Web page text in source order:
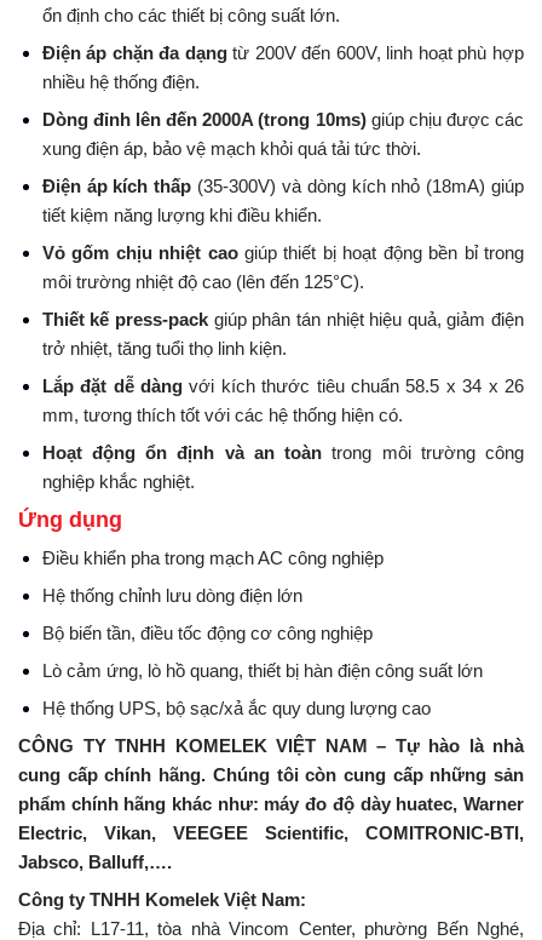
ổn định cho các thiết bị công suất lớn.
Điện áp chặn đa dạngtừ 200V đến 600V, linh hoạt phù hợp
nhiều hệ thống điện.
Dòng đỉnh lên đến 2000A (trong 10ms)giúp chịu được các
xung điện áp, bảo vệ mạch khỏi quá tải tức thời.
Điện áp kích thấp (35-300V) và dòng kích nhỏ (18mA) giúp
tiết kiệm năng lượng khi điều khiển.
Vỏ gốm chịu nhiệt caogiúp thiết bị hoạt động bền bỉ trong
môi trường nhiệt độ cao (lên đến 125°C).
Thiết kế press-pack giúp phân tán nhiệt hiệu quả, giảm điện
trở nhiệt, tăng tuổi thọ linh kiện.
Lắp đặt dễ dàngvới kích thước tiêu chuẩn 58.5 x 34 x 26
mm, tương thích tốt với các hệ thống hiện có.
Hoạt động ổn định và an toàn trong môi trường công
nghiệp khắc nghiệt.
Ứng dụng
Điều khiển pha trong mạch AC công nghiệp
Hệ thống chỉnh lưu dòng điện lớn
Bộ biến tần, điều tốc động cơ công nghiệp
Lò cảm ứng, lò hồ quang, thiết bị hàn điện công suất lớn
Hệ thống UPS, bộ sạc/xả ắc quy dung lượng cao
CÔNG TY TNHH KOMELEK VIỆT NAM – Tự hào là nhà
cung cấp chính hãng. Chúng tôi còn cung cấp những sản
phẩm chính hãng khác như: máy đo độ dày huatec, Warner
Electric, Vikan, VEEGEE Scientific, COMITRONIC-BTI,
Jabsco, Balluff,….
Công ty TNHH Komelek Việt Nam:
Địa chỉ: L17-11, tòa nhà Vincom Center, phường Bến Nghé,